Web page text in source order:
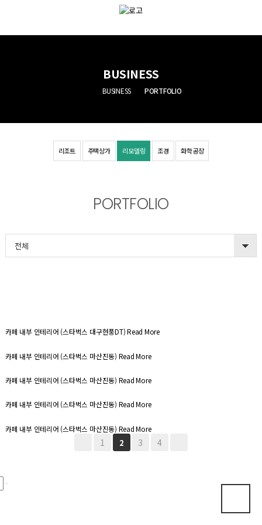
리조트 주택상가 리모델링 조경 화학공장
BUSINESS PORTFOLIO
BUSINESS
PORTFOLIO
전체
카페 내부 인테리어 (스타벅스 대구현풍DT)Read More
카페 내부 인테리어 (스타벅스 마산진동) Read More
카페 내부 인테리어 (스타벅스 마산진동) Read More
카페 내부 인테리어 (스타벅스 마산진동) Read More
카페 내부 인테리어 (스타벅스 마산진동) Read More
1 2 3 4